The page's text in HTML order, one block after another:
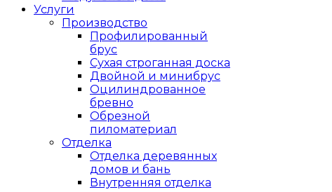
Услуги
Производство
Профилированный
брус
Сухая строганная доска
Двойной и минибрус
Оцилиндрованное
бревно
Обрезной
пиломатериал
Отделка
Отделка деревянных
домов и бань
Внутренняя отделка